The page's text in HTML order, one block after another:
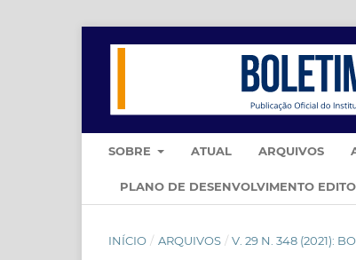
SOBRE ATUAL ARQUIVOS
PLANO DE DESENVOLVIMENTO
INÍCIO / ARQUIVOS / V. 29 N. 348 (2021):